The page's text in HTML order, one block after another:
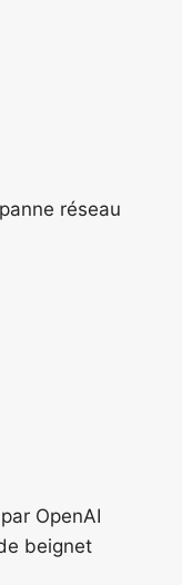
réseau
OpenAI
beignet